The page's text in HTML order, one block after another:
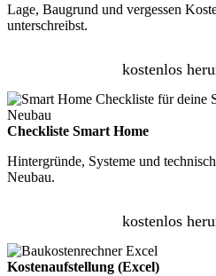
Lage, Baugrund und vergessen
unterschreibst.
kostenlos
Checkliste Smart Home
Hintergründe, Systeme und
Neubau.
kostenlos
Kostenaufstellung (Excel)